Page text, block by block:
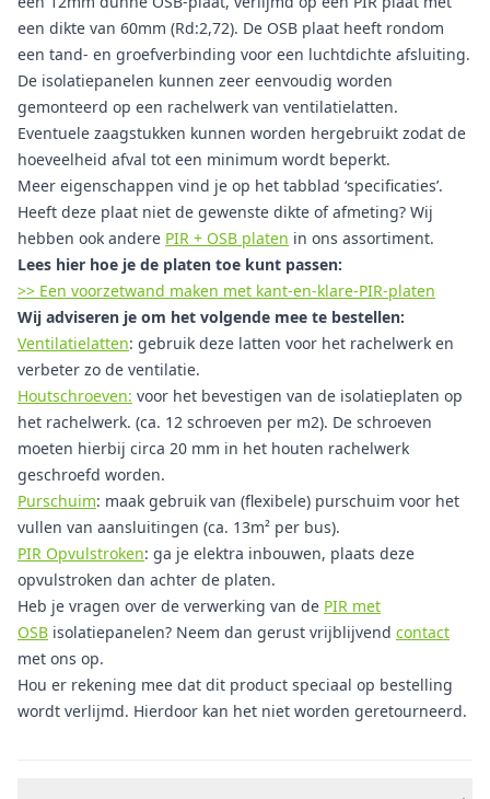
een dikte van 60mm (Rd:2,72). De OSB plaat heeft rondom
een tand- en groefverbinding voor een luchtdichte afsluiting.
De isolatiepanelen kunnen zeer eenvoudig worden
gemonteerd op een rachelwerk van ventilatielatten.
Eventuele zaagstukken kunnen worden hergebruikt zodat de
hoeveelheid afval tot een minimum wordt beperkt.
Meer eigenschappen vind je op het tabblad ‘specificaties’.
Heeft deze plaat niet de gewenste dikte of afmeting? Wij
hebben ook andere PIR + OSB platen in ons assortiment.
Lees hier hoe je de platen toe kunt passen:
>> Een voorzetwand maken met kant-en-klare-PIR-platen
Wij adviseren je om het volgende mee te bestellen:
Ventilatielatten: gebruik deze latten voor het rachelwerk en
verbeter zo de ventilatie.
Houtschroeven: voor het bevestigen van de isolatieplaten op
het rachelwerk. (ca. 12 schroeven per m2). De schroeven
moeten hierbij circa 20 mm in het houten rachelwerk
geschroefd worden.
Purschuim: maak gebruik van (flexibele) purschuim voor het
vullen van aansluitingen (ca. 13m² per bus).
PIR Opvulstroken: ga je elektra inbouwen, plaats deze
opvulstroken dan achter de platen.
Heb je vragen over de verwerking van de PIR met
OSB isolatiepanelen? Neem dan gerust vrijblijvend contact
met ons op.
Hou er rekening mee dat dit product speciaal op bestelling
wordt verlijmd. Hierdoor kan het niet worden geretourneerd.